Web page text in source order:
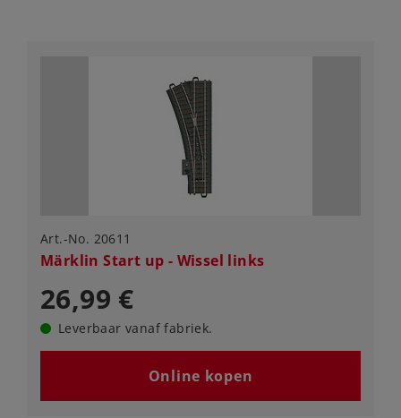
Art.-No. 20611
Märklin Start up - Wissel links
26,99 €
Leverbaar vanaf fabriek.
Online kopen